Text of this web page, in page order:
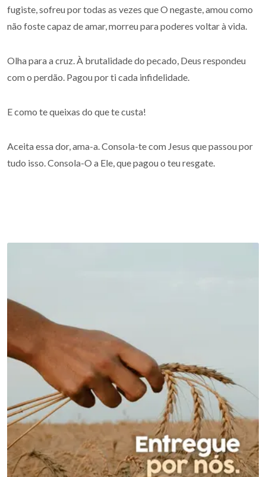
fugiste, sofreu por todas as vezes que O negaste, amou como
não foste capaz de amar, morreu para poderes voltar à vida.
Olha para a cruz. À brutalidade do pecado, Deus respondeu
com o perdão. Pagou por ti cada infidelidade.
E como te queixas do que te custa!
Aceita essa dor, ama-a. Consola-te com Jesus que passou por
tudo isso. Consola-O a Ele, que pagou o teu resgate.